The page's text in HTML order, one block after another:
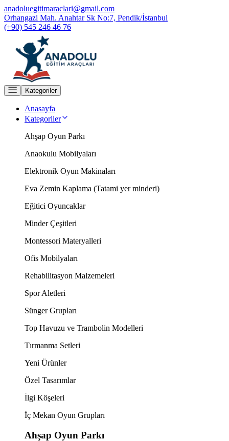
anadoluegitimaraclari@gmail.com
Orhangazi Mah. Anahtar Sk No:7, Pendik/İstanbul
(+90) 545 246 46 76
Kategoriler
Anasayfa
Kategoriler
Ahşap Oyun Parkı
Anaokulu Mobilyaları
Elektronik Oyun Makinaları
Eva Zemin Kaplama (Tatami yer minderi)
Eğitici Oyuncaklar
Minder Çeşitleri
Montessori Materyalleri
Ofis Mobilyaları
Rehabilitasyon Malzemeleri
Spor Aletleri
Sünger Grupları
Top Havuzu ve Trambolin Modelleri
Tırmanma Setleri
Yeni Ürünler
Özel Tasarımlar
İlgi Köşeleri
İç Mekan Oyun Grupları
Ahşap Oyun Parkı